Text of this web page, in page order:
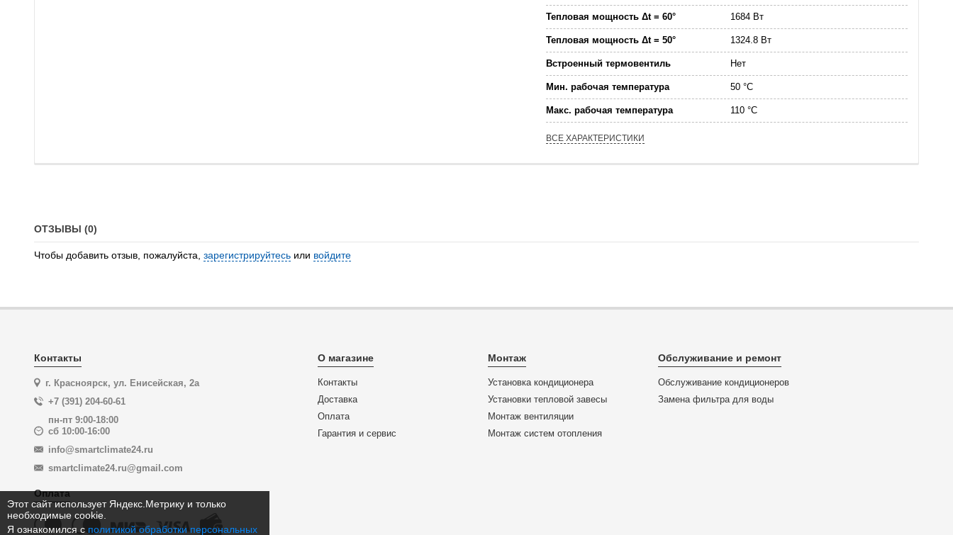
Этот сайт использует Яндекс.Метрику и только
необходимые cookie.
Я ознакомился с политикой обработки персональных
Тепловая мощность Δt = 60° 1684 Вт
Тепловая мощность Δt = 50° 1324.8 Вт
Встроенный термовентиль Нет
Мин. рабочая температура 50 °C
Макс. рабочая температура 110 °C
ВСЕ ХАРАКТЕРИСТИКИ
ОТЗЫВЫ (0)
Чтобы добавить отзыв, пожалуйста, зарегистрируйтесь или войдите
Контакты
г. Красноярск, ул. Енисейская, 2а
+7 (391) 204-60-61
пн-пт 9:00-18:00
сб 10:00-16:00
info@smartclimate24.ru
smartclimate24.ru@gmail.com
Оплата
О магазине
Контакты
Доставка
Оплата
Гарантия и сервис
Монтаж
Установка кондиционера
Установки тепловой завесы
Монтаж вентиляции
Монтаж систем отопления
Обслуживание и ремонт
Обслуживание кондиционеров
Замена фильтра для воды